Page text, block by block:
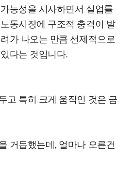
능성을 시사하면서 실업률
동시장에 구조적 충격이 발
가 나오는 만큼 선제적으로
다는 것입니다.
고 특히 크게 움직인 것은 금
거듭했는데, 얼마나 오른건